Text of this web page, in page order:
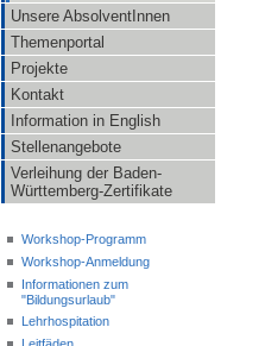
Unsere AbsolventInnen
Themenportal
Projekte
Kontakt
Information in English
Stellenangebote
Verleihung der Baden-
Württemberg-Zertifikate
Workshop-Programm
Workshop-Anmeldung
Informationen zum
"Bildungsurlaub"
Lehrhospitation